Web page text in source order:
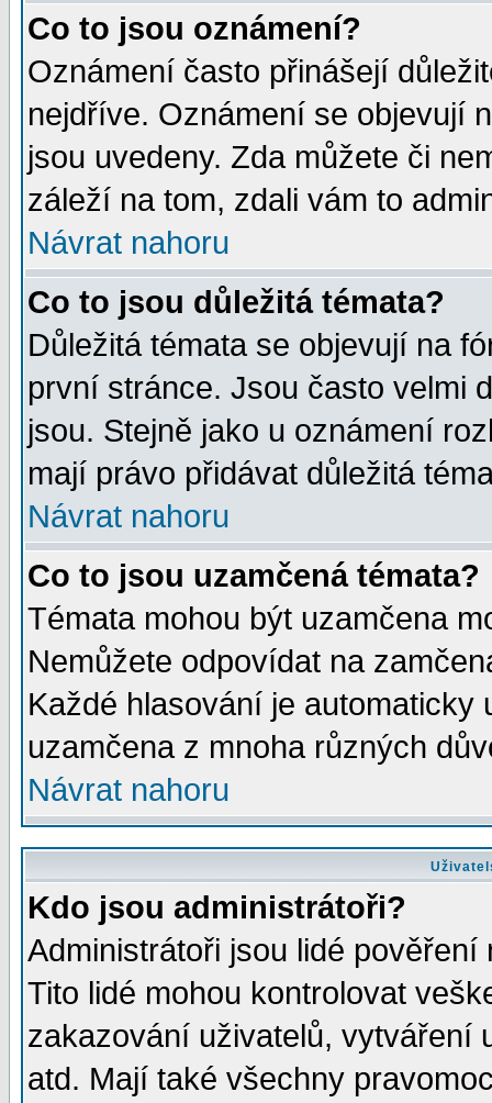
Co to jsou oznámení?
Oznámení často přinášejí
nejdříve. Oznámení se objevují
jsou uvedeny. Zda můžete či
záleží na tom, zdali vám to
Návrat nahoru
Co to jsou důležitá témata?
Důležitá témata se objevují na
první stránce. Jsou často velmi
jsou. Stejně jako u oznámení
mají právo přidávat důležitá
Návrat nahoru
Co to jsou uzamčená témata?
Témata mohou být uzamčena
Nemůžete odpovídat na
Každé hlasování je automaticky
uzamčena z mnoha různých
Návrat nahoru
Kdo jsou administrátoři?
Administrátoři jsou lidé
Tito lidé mohou kontrolovat
zakazování uživatelů, vytváření
atd. Mají také všechny